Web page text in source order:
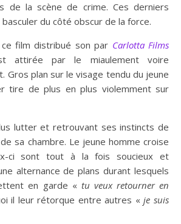
de la scène de crime. Ces derniers
du côté obscur de la force.
film distribué son par Carlotta Films
attirée par le miaulement voire
Gros plan sur le visage tendu du jeune
tire de plus en plus violemment sur
lutter et retrouvant ses instincts de
sa chambre. Le jeune homme croise
ci sont tout à la fois soucieux et
alternance de plans durant lesquels
en garde « tu veux retourner en
il leur rétorque entre autres «je suis